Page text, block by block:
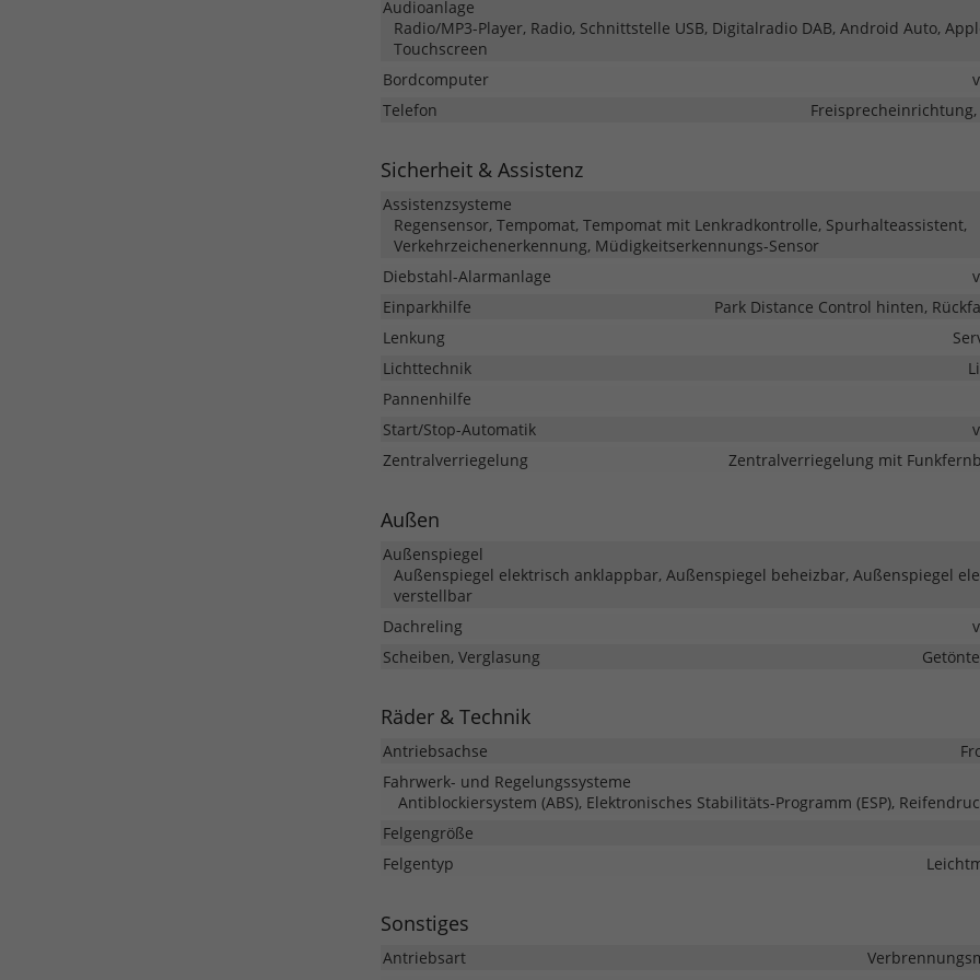
Audioanlage
Radio/MP3-Player, Radio, Schnittstelle USB, Digitalradio DAB, Android Auto,
Touchscreen
Bordcomputer
Telefon
Sicherheit & Assistenz
Assistenzsysteme
Regensensor, Tempomat, Tempomat mit Lenkradkontrolle, Spurhalteassistent,
Verkehrzeichenerkennung, Müdigkeitserkennungs-Sensor
Diebstahl-Alarmanlage
Einparkhilfe
Park Distance Control hinten,
Lenkung
Lichttechnik
Pannenhilfe
Start/Stop-Automatik
Zentralverriegelung
Zentralverriegelung mit
Außen
Außenspiegel
Außenspiegel elektrisch anklappbar, Außenspiegel beheizbar, Außenspiegel
verstellbar
Dachreling
Scheiben, Verglasung
Räder & Technik
Antriebsachse
Fahrwerk- und Regelungssysteme
Antiblockiersystem (ABS), Elektronisches Stabilitäts-Programm (ESP),
Felgengröße
Felgentyp
Sonstiges
Antriebsart